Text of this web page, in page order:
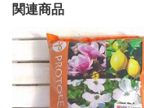
関連商品